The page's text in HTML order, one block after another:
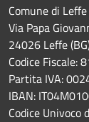
Comune di Leffe
Via Papa
24026 Leffe
Codice Fiscale:
Partita IVA:
IBAN:
Codice Univoco